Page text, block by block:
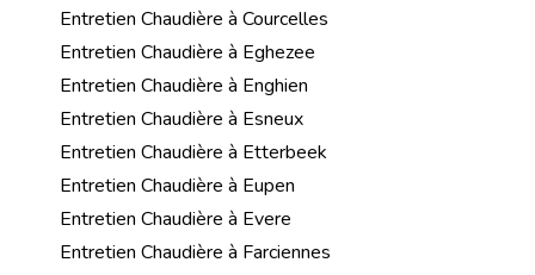
Entretien Chaudière à Courcelles
Entretien Chaudière à Eghezee
Entretien Chaudière à Enghien
Entretien Chaudière à Esneux
Entretien Chaudière à Etterbeek
Entretien Chaudière à Eupen
Entretien Chaudière à Evere
Entretien Chaudière à Farciennes